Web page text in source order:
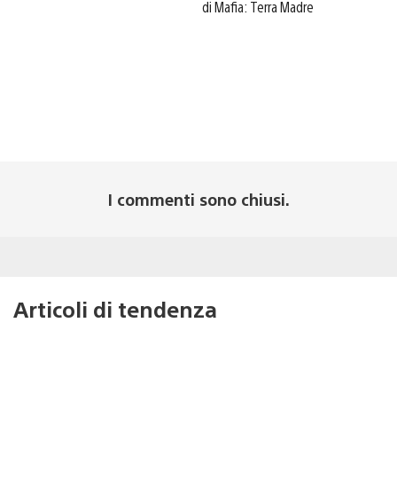
di Mafia: Terra Madre
I commenti sono chiusi.
Articoli di tendenza